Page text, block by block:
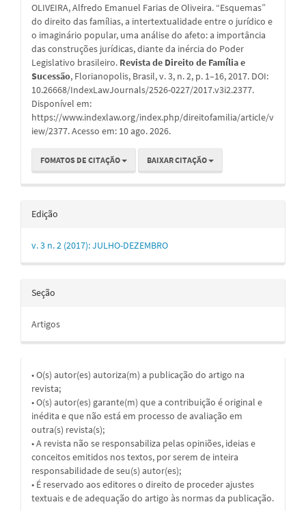
artigo
OLIVEIRA, Alfredo Emanuel Farias de Oliveira. “Esquemas”
do direito das famílias, a intertextualidade entre o jurídico e
o imaginário popular, uma análise do afeto: a importância
das construções jurídicas, diante da inércia do Poder
Legislativo brasileiro. Revista de Direito de Família e
Sucessão, Florianopolis, Brasil, v. 3, n. 2, p. 1–16, 2017. DOI:
10.26668/IndexLawJournals/2526-0227/2017.v3i2.2377.
Disponível em:
https://www.indexlaw.org/index.php/direitofamilia/article/v
iew/2377. Acesso em: 10 ago. 2026.
FOMATOS DE CITAÇÃO BAIXAR CITAÇÃO
Edição
v. 3 n. 2 (2017): JULHO-DEZEMBRO
Seção
Artigos
• O(s) autor(es) autoriza(m) a publicação do artigo na
revista;
• O(s) autor(es) garante(m) que a contribuição é original e
inédita e que não está em processo de avaliação em
outra(s) revista(s);
• A revista não se responsabiliza pelas opiniões, ideias e
conceitos emitidos nos textos, por serem de inteira
responsabilidade de seu(s) autor(es);
• É reservado aos editores o direito de proceder ajustes
textuais e de adequação do artigo às normas da publicação.